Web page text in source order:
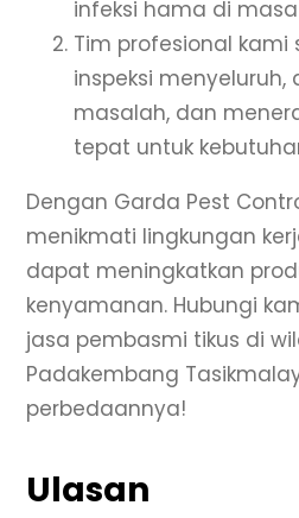
infeksi hama di
Tim profesional kami
inspeksi
masalah, dan
tepat untuk
Dengan Garda Pest
menikmati lingkungan
dapat meningkatkan
kenyamanan. Hubungi
jasa pembasmi tikus di
Padakembang
perbedaannya!
Ulasan